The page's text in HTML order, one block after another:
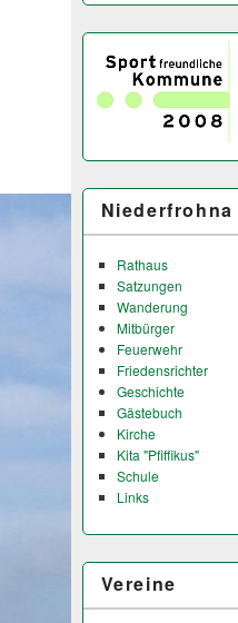
Niederfrohna
Rathaus
Satzungen
Wanderung
Mitbürger
Feuerwehr
Friedensrichter
Geschichte
Gästebuch
Kirche
Kita "Pfiffikus"
Schule
Links
Vereine